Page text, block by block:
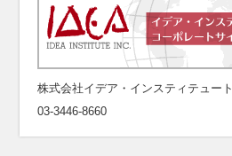
株式会社イデア・インスティテュート
03-3446-8660